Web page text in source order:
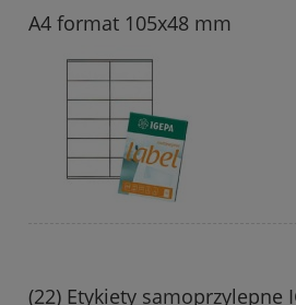
A4 format 105x48 mm
(22) Etykiety samoprzylepne